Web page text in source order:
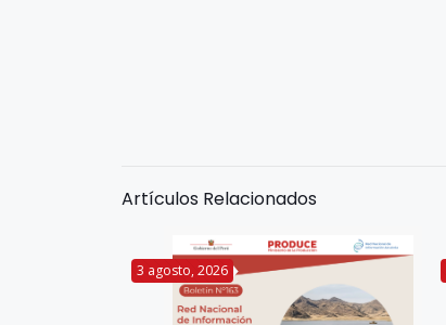
Artículos Relacionados
3 agosto, 2026